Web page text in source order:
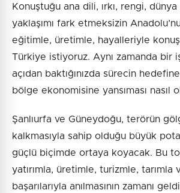
Konuştuğu ana dili, ırkı, rengi,
yaklaşımı fark etmeksizin
eğitimle, üretimle, hayalleriyle
Türkiye istiyoruz. Aynı zamanda bir iş
açıdan baktığınızda sürecin hedefine
bölge ekonomisine yansıması nasıl
Şanlıurfa ve Güneydoğu, terörün
kalkmasıyla sahip olduğu büyük
güçlü biçimde ortaya koyacak. Bu
yatırımla, üretimle, turizmle, tarımla
başarılarıyla anılmasının zamanı